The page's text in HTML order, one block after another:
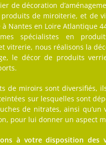
de décoration
produits de miroiterie, et de
Nantes en Loire Atlantique
spécialistes en
vitrerie, nous réalisons la
le décor de produits
de miroirs sont diversifiés,
sur lesquelles sont
de nitrates, ainsi qu’un
pour lui donner un aspect
à votre disposition des